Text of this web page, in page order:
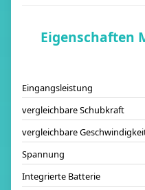
Eigenschaften
Eingangsleistung
vergleichbare Schubkraft
vergleichbare
Spannung
Integrierte Batterie